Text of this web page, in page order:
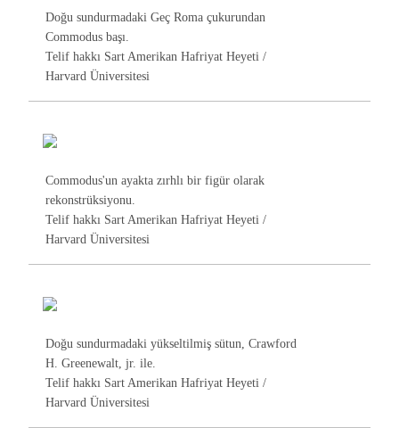
Doğu sundurmadaki Geç Roma çukurundan
Commodus başı.
Telif hakkı Sart Amerikan Hafriyat Heyeti /
Harvard Üniversitesi
Commodus'un ayakta zırhlı bir figür olarak
rekonstrüksiyonu.
Telif hakkı Sart Amerikan Hafriyat Heyeti /
Harvard Üniversitesi
Doğu sundurmadaki yükseltilmiş sütun, Crawford
H. Greenewalt, jr. ile.
Telif hakkı Sart Amerikan Hafriyat Heyeti /
Harvard Üniversitesi